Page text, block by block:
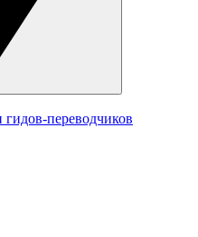
гидов-переводчиков